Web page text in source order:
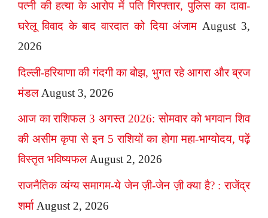
पत्नी की हत्या के आरोप में पति गिरफ्तार, पुलिस का दावा-
घरेलू विवाद के बाद वारदात को दिया अंजाम August 3,
2026
दिल्ली-हरियाणा की गंदगी का बोझ, भुगत रहे आगरा और ब्रज
मंडल August 3, 2026
आज का राशिफल 3 अगस्त 2026: सोमवार को भगवान शिव
की असीम कृपा से इन 5 राशियों का होगा महा-भाग्योदय, पढ़ें
विस्तृत भविष्यफल August 2, 2026
राजनैतिक व्यंग्य समागम-ये जेन ज़ी-जेन ज़ी क्या है? : राजेंद्र
शर्मा August 2, 2026